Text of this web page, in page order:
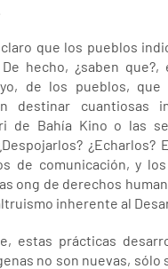
claro que los pueblos
hecho, ¿saben
de los pueblos, que
destinar cuantiosas
de Bahía Kino o las
¿Echarlos?
de comunicación, y
ong de derechos
inherente al
estas prácticas
no son nuevas, sólo